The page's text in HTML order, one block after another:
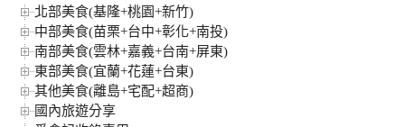
北部美食(基隆+桃園+新竹)
中部美食(苗栗+台中+彰化+南投)
南部美食(雲林+嘉義+台南+屏東)
東部美食(宜蘭+花蓮+台東)
其他美食(離島+宅配+超商)
國內旅遊分享